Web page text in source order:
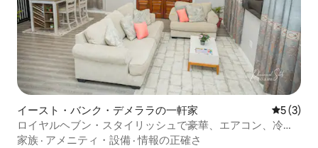
イースト・バンク・デメララの一軒家 レビュー
5 (3)
ロイヤルヘブン・スタイリッシュで豪華、エアコン、冷暖
房
家族 · アメニティ・設備 ·情報の正確さ